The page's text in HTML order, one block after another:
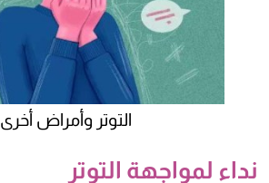
التوتر وأمراض أخرى
نداء لمواجهة التوتر